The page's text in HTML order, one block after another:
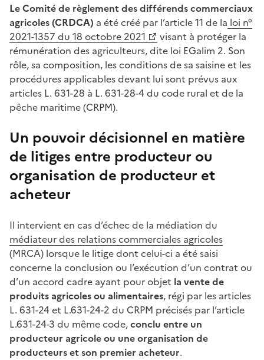
Le Comité de règlement des différends commerciaux
agricoles (CRDCA) a été créé par l’article 11 de la loi n°
2021-1357 du 18 octobre 2021
visant à protéger la
rémunération des agriculteurs, dite loi EGalim 2. Son
rôle, sa composition, les conditions de sa saisine et les
procédures applicables devant lui sont prévus aux
articles L. 631-28 à L. 631-28-4 du code rural et de la
pêche maritime (CRPM).
Un pouvoir décisionnel en matière
de litiges entre producteur ou
organisation de producteur et
acheteur
Il intervient en cas d’échec de la médiation du
médiateur des relations commerciales agricoles
(MRCA) lorsque le litige dont celui-ci a été saisi
concerne la conclusion ou l’exécution d’un contrat ou
d’un accord cadre ayant pour objet la vente de
produits agricoles ou alimentaires, régi par les articles
L. 631-24 et L.631-24-2 du CRPM précisés par l’article
L.631-24-3 du même code,conclu entre un
producteur agricole ou une organisation de
producteurs et son premier acheteur.